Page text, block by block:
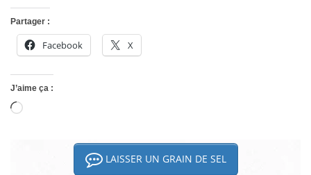
Partager :
Facebook X
J’aime ça :
Chargement…
LAISSER UN GRAIN DE SEL